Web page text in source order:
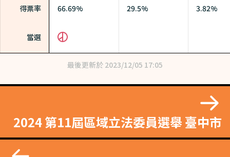
得票率
當選
66.69% 29.5% 3.82%
最後更新於 2023/12/05 17:05
2024 第11屆區域立法委員選舉 臺中市